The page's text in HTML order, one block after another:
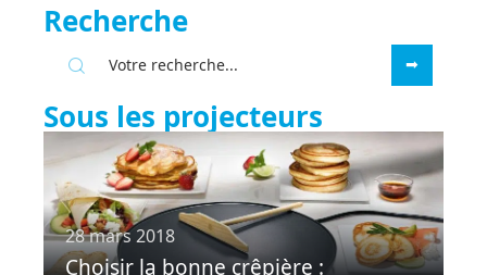
Recherche
Sous les projecteurs
28 mars 2018
Choisir la bonne crêpière :